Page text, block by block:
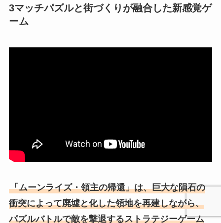
3マッチパズルと街づくりが融合した新感覚ゲ
ーム
「ムーンライズ・領主の帰還」は、巨大な隕石の
衝突によって廃墟と化した領地を再建しながら、
パズルバトルで敵を撃退するストラテジーゲーム